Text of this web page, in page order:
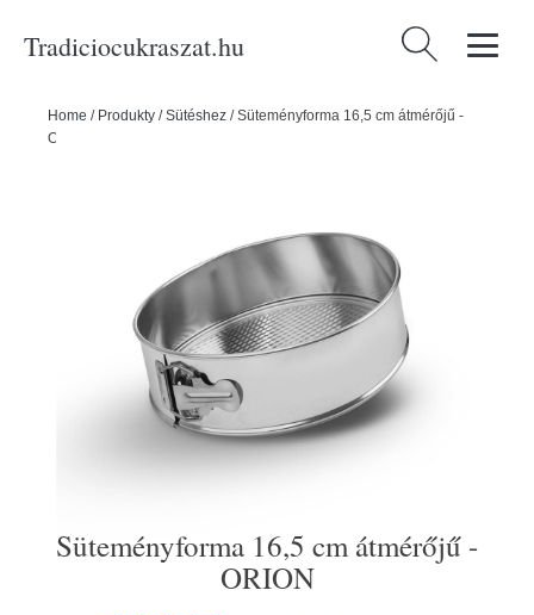
Tradiciocukraszat.hu Keresés:
Home / Produkty /Sütéshez /Süteményforma 16,5 cm átmérőjű -
ORION
Süteményforma 16,5 cm átmérőjű -
ORION